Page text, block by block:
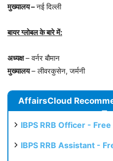
मुख्यालय –नई दिल्ली
बायर ग्लोबल के बारे में:
अध्यक्ष– वर्नर बौमान
मुख्यालय– लीवरकुसेन, जर्मनी
AffairsCloud
IBPS RRB Officer -
IBPS RRB Assistant -